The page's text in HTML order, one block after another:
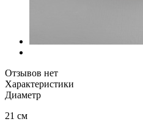
Отзывов нет
Характеристики
Диаметр
21 см